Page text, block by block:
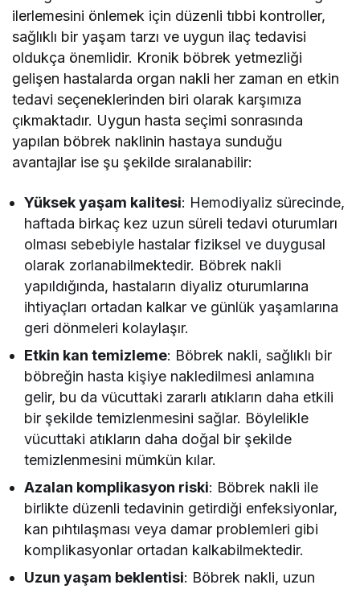
ilerlemesini önlemek için düzenli tıbbi kontroller,
sağlıklı bir yaşam tarzı ve uygun ilaç tedavisi
oldukça önemlidir. Kronik böbrek yetmezliği
gelişen hastalarda organ nakli her zaman en etkin
tedavi seçeneklerinden biri olarak karşımıza
çıkmaktadır. Uygun hasta seçimi sonrasında
yapılan böbrek naklinin hastaya sunduğu
avantajlar ise şu şekilde sıralanabilir:
Yüksek yaşam kalitesi: Hemodiyaliz sürecinde,
haftada birkaç kez uzun süreli tedavi oturumları
olması sebebiyle hastalar fiziksel ve duygusal
olarak zorlanabilmektedir. Böbrek nakli
yapıldığında, hastaların diyaliz oturumlarına
ihtiyaçları ortadan kalkar ve günlük yaşamlarına
geri dönmeleri kolaylaşır.
Etkin kan temizleme: Böbrek nakli, sağlıklı bir
böbreğin hasta kişiye nakledilmesi anlamına
gelir, bu da vücuttaki zararlı atıkların daha etkili
bir şekilde temizlenmesini sağlar. Böylelikle
vücuttaki atıkların daha doğal bir şekilde
temizlenmesini mümkün kılar.
Azalan komplikasyon riski: Böbrek nakli ile
birlikte düzenli tedavinin getirdiği enfeksiyonlar,
kan pıhtılaşması veya damar problemleri gibi
komplikasyonlar ortadan kalkabilmektedir.
Uzun yaşam beklentisi: Böbrek nakli, uzun